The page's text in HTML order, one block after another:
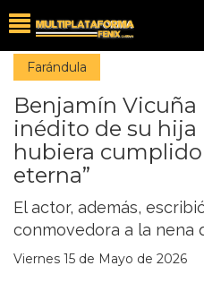
Farándula
Benjamín
inédito de su hija
hubiera cumplido
eterna”
El actor, además,
conmovedora a la nena
Viernes 15 de Mayo de 2026